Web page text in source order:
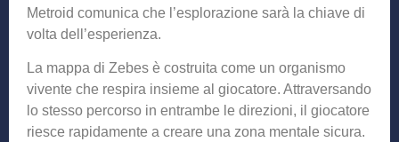
Metroid comunica che l’esplorazione sarà la chiave di
volta dell’esperienza.
La mappa di Zebes è costruita come un organismo
vivente che respira insieme al giocatore. Attraversando
lo stesso percorso in entrambe le direzioni, il giocatore
riesce rapidamente a creare una zona mentale sicura.